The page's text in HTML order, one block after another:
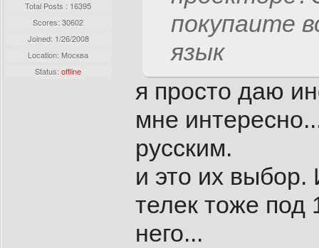
Total Posts : 16395
Scores: 30602
Joined: 1/26/2008
Location: Москва
Status:offline
покупаите
язык
я просто даю
мне
русским.
и это их выбор.
телек тоже
него...